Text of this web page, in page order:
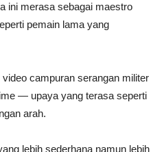
ini merasa sebagai maestro
pemain lama yang
campuran serangan militer
— upaya yang terasa seperti
arah.
lebih sederhana namun lebih